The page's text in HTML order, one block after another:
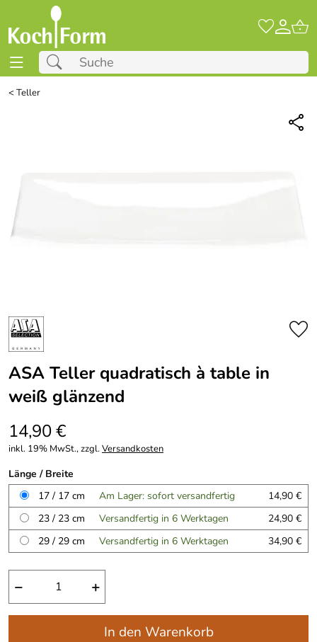
<Teller
ASA Teller quadratisch à table in
weiß glänzend
14,90 €
inkl. 19% MwSt., zzgl.Versandkosten
Länge / Breite
17 / 17 cm
Am Lager: sofort versandfertig
14,90 €
23 / 23 cm
Versandfertig in 6 Werktagen
24,90 €
29 / 29 cm
Versandfertig in 6 Werktagen 34,90 €
− +
In den Warenkorb